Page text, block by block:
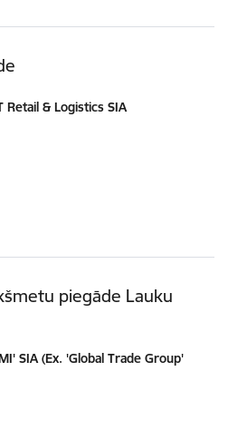
Retail & Logistics SIA
piegāde Lauku
SIA (Ex. 'Global Trade Group'